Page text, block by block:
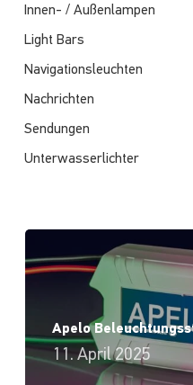
Innen- / Außenlampen
Light Bars
Navigationsleuchten
Nachrichten
Sendungen
Unterwasserlichter
Apelo
11. April 2025